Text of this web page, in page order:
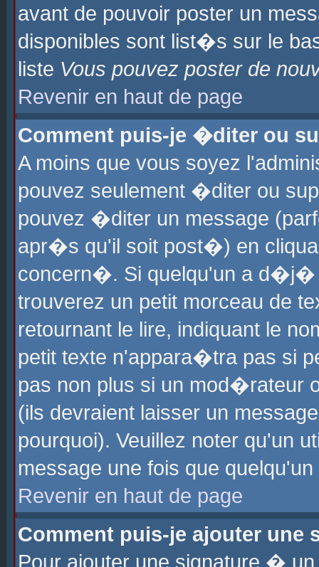
avant de pouvoir poster un
disponibles sont list�s sur le
liste Vous pouvez poster de
Revenir en haut de page
Comment puis-je �diter ou
A moins que vous soyez
pouvez seulement �diter ou
pouvez �diter un message
apr�s qu'il soit post�) en
concern�. Si quelqu'un a
trouverez un petit morceau de
retournant le lire, indiquant le
petit texte n'appara�tra pas si
pas non plus si un mod�rateur
(ils devraient laisser un
pourquoi). Veuillez noter qu'un
message une fois que
Revenir en haut de page
Comment puis-je ajouter une
Pour ajouter une signature �